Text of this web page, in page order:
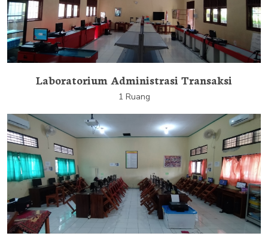
Laboratorium Administrasi Transaksi
1 Ruang